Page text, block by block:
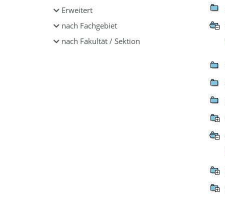
Erweitert
nach Fachgebiet
nach Fakultät / Sektion